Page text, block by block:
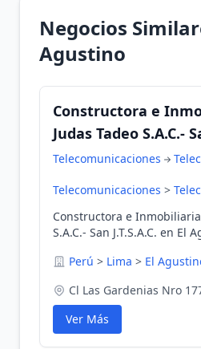
Negocios
Agustino
Constructora e
Judas Tadeo S.A.C.-
Telecomunicaciones
Telecomunicaciones >
Constructora e Inmobiliaria
S.A.C.- San J.T.S.A.C. en El
Perú > Lima > El
Cl Las Gardenias Nro
Ver Más